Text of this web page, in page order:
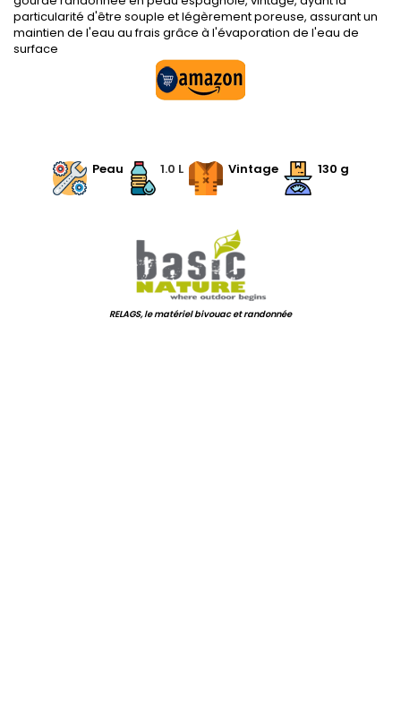
particularité d'être souple et légèrement poreuse, assurant un
maintien de l'eau au frais grâce à l'évaporation de l'eau de
surface
. Peau 1.0 L. . Vintage. 130 g
RELAGS, le matériel bivouac et randonnée